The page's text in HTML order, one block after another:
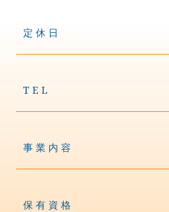
定休日
TEL
事業内容
保有資格